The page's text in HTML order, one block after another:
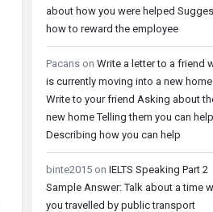
about how you were helped
how to reward the employee
Pacans on Write a letter to a friend
is currently moving into a new
Write to your friend Asking about
new home Telling them you can help
Describing how you can help
binte2015 on IELTS Speaking Part 2
Sample Answer: Talk about a time
you travelled by public transport